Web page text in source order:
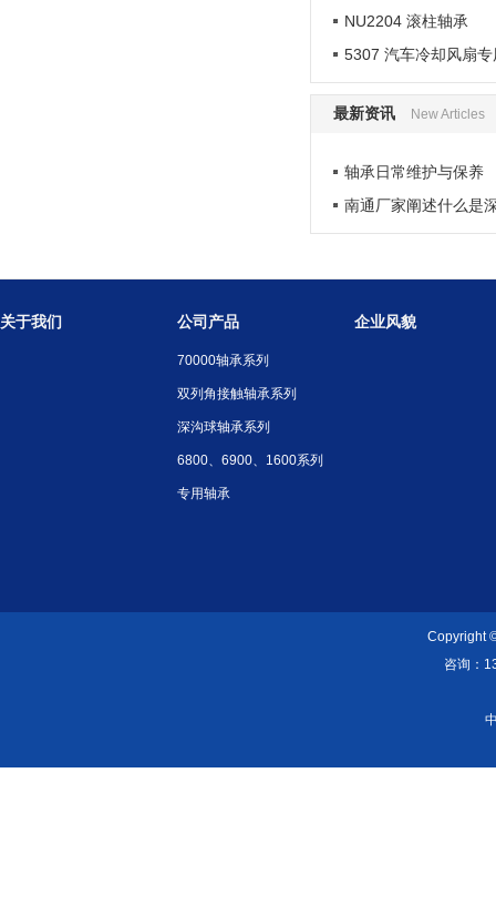
NU2204 滚柱轴承
5307 汽车冷却风扇
最新资讯 New Articles
轴承日常维护与保养
南通厂家阐述什么是
关于我们 公司产品
70000轴承系列
双列角接触轴承系列
深沟球轴承系列
6800、6900、1600系列
专用轴承
企业风貌
Copyright
咨询：